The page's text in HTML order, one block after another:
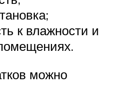
к влажности и
можно